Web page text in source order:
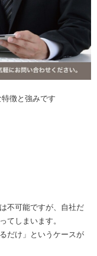
徴と強みです
不可能ですが、自社だ
てしまいます。
だけ」というケースが